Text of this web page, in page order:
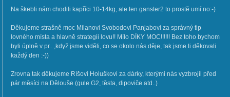
Na škebli nám chodili kapříci 10-14kg, ale ten ganster2 to prostě umí no:-)
Děkujeme strašně moc Milanovi Svobodovi Panjabovi za správný tip
lovného místa a hlavně strategii lovu!! Mílo DÍKY MOC!!!!!! Bez toho bychom
byli úplně v pr...,když jsme viděli, co se okolo nás děje, tak jsme ti děkovali
každý den :-))
Zrovna tak děkujeme Ríšovi Holuškovi za dárky, kterými nás vyzbrojil před
pár měsíci na Dělouše (gule G2, těsta, dipoviče atd..)